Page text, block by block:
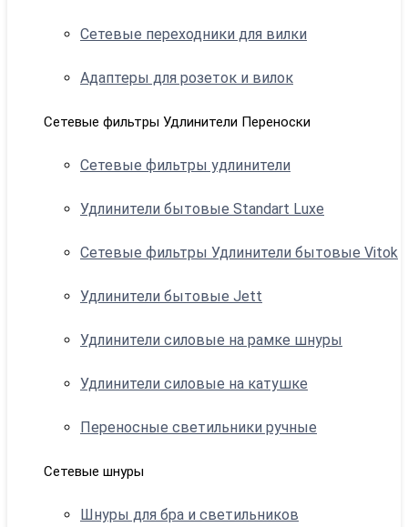
Сетевые переходники для вилки
Адаптеры для розеток и вилок
Сетевые фильтры Удлинители Переноски
Сетевые фильтры удлинители
Удлинители бытовые Standart Luxe
Сетевые фильтры Удлинители бытовые Vitok
Удлинители бытовые Jett
Удлинители силовые на рамке шнуры
Удлинители силовые на катушке
Переносные светильники ручные
Сетевые шнуры
Шнуры для бра и светильников